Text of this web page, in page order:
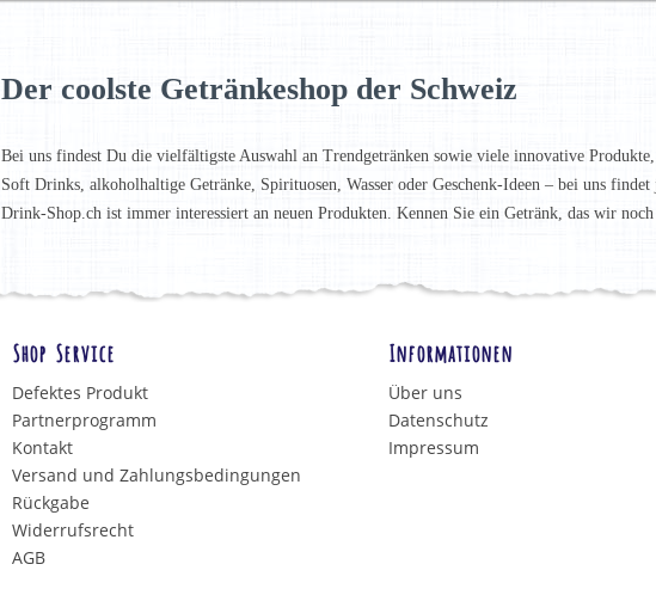
Der coolste Getränkeshop der Schweiz
Bei uns findest Du die vielfältigste Auswahl an Trendgetränken sowie viele innovative
Soft Drinks, alkoholhaltige Getränke, Spirituosen, Wasser oder Geschenk-Ideen – bei uns findet
Drink-Shop.ch ist immer interessiert an neuen Produkten. Kennen Sie ein Getränk, das wir
Shop Service
Defektes Produkt
Partnerprogramm
Kontakt
Versand und Zahlungsbedingungen
Rückgabe
Widerrufsrecht
AGB
Informationen
Über uns
Datenschutz
Impressum